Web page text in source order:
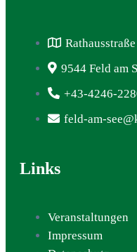
9544 Feld am
+43-4246-
feld-am-
Links
Veranstaltungen
Impressum